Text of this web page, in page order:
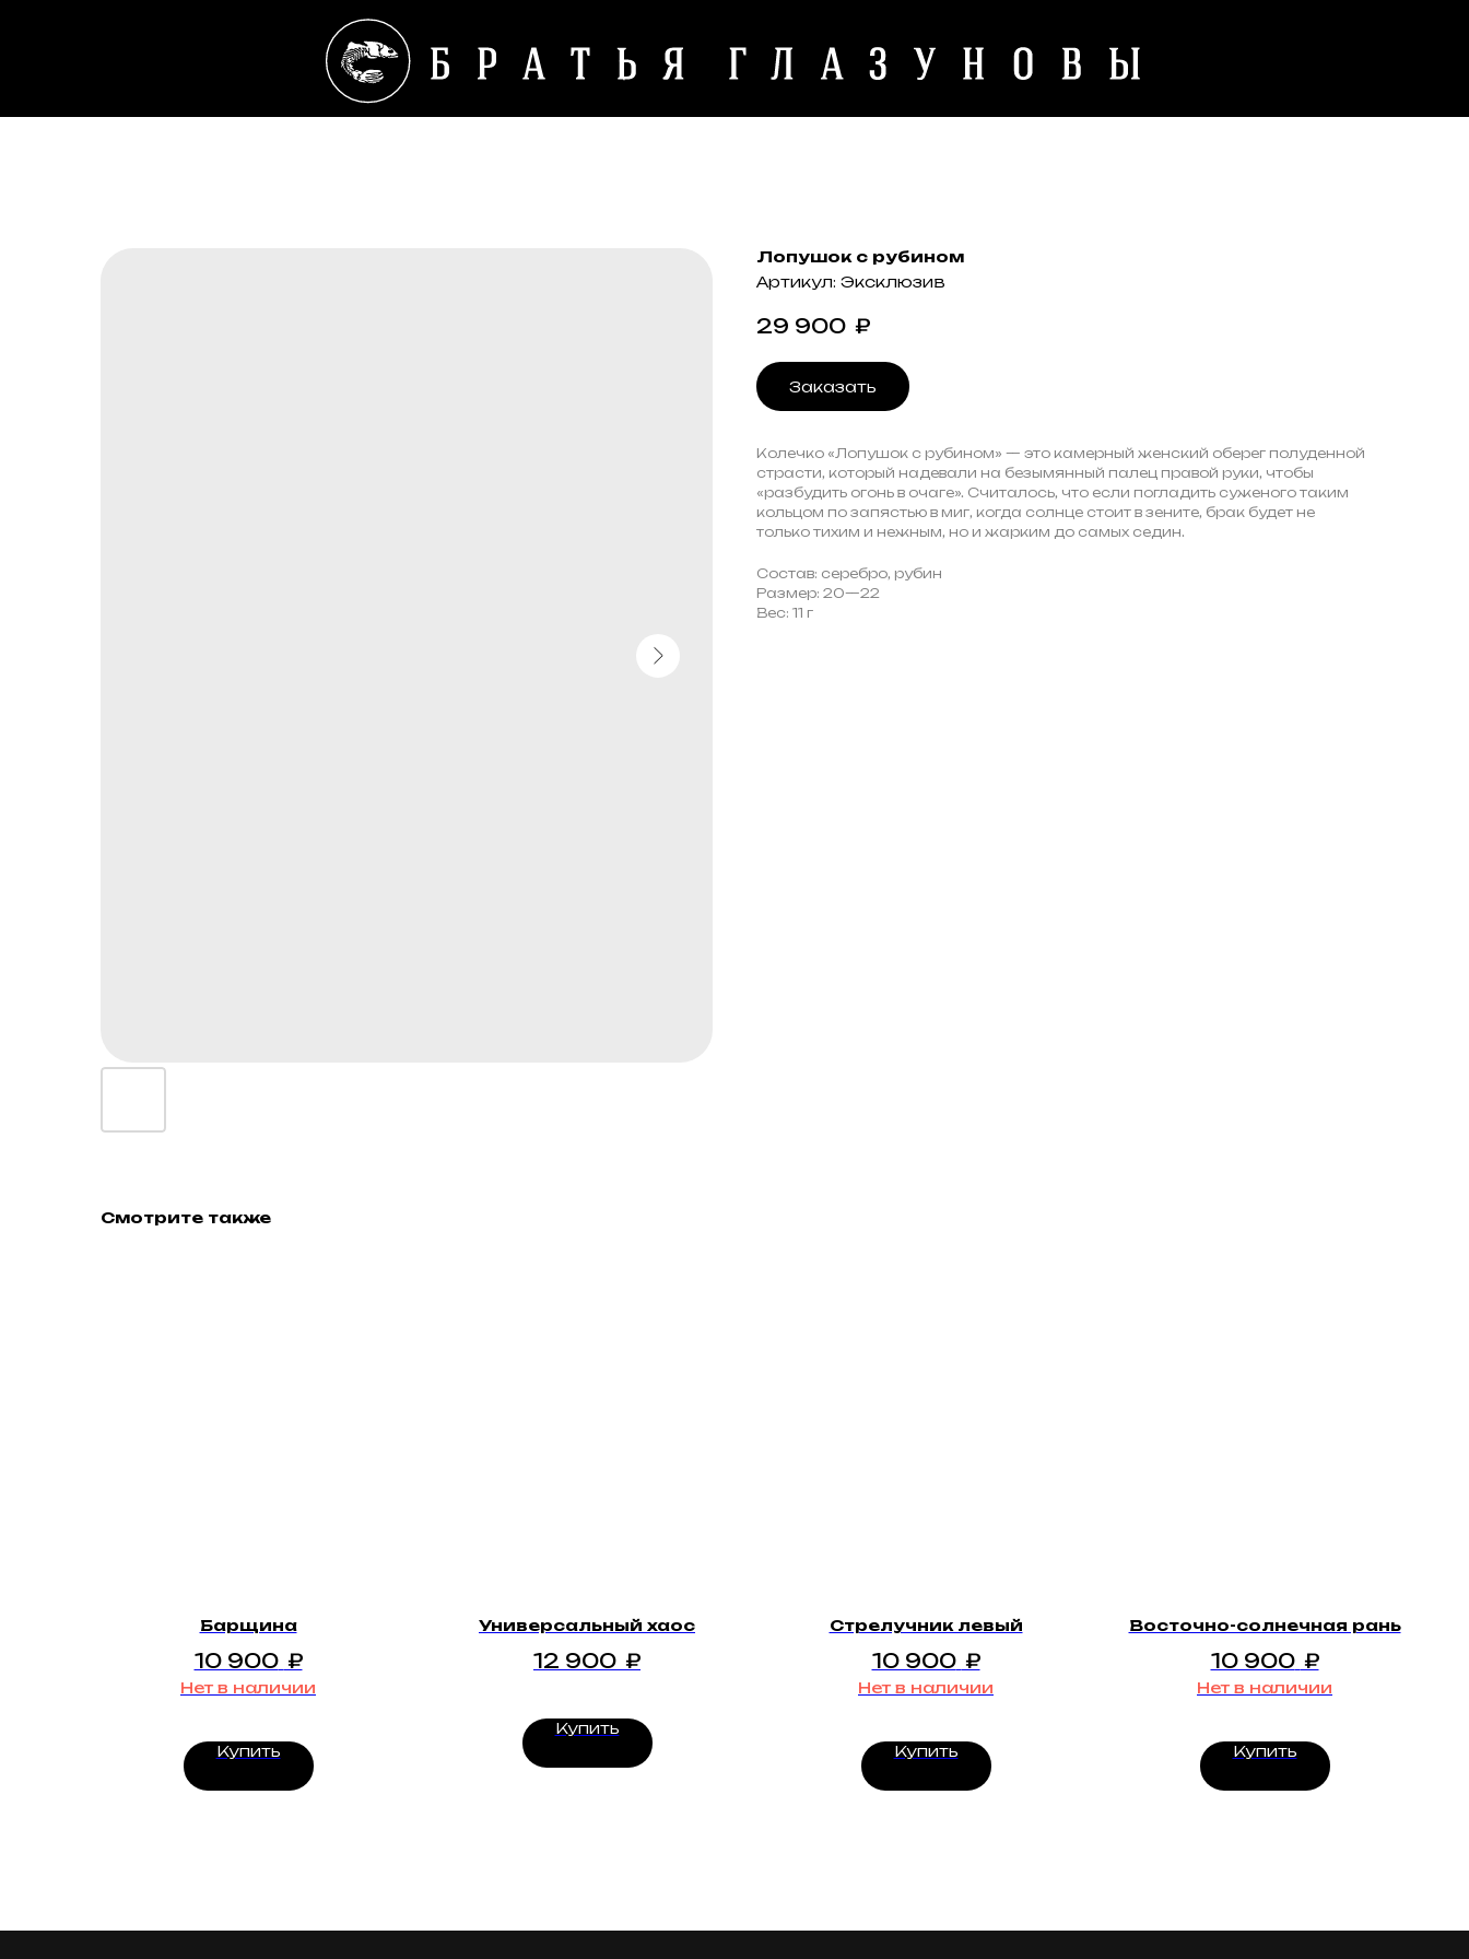
Лопушок с рубином
Артикул: Эксклюзив
29 900 ₽
Заказать
Колечко «Лопушок с рубином» — это камерный женский оберег полуденной
страсти, который надевали на безымянный палец правой руки, чтобы
«разбудить огонь в очаге». Считалось, что если погладить суженого таким
кольцом по запястью в миг, когда солнце стоит в зените, брак будет не
только тихим и нежным, но и жарким до самых седин.
Состав: серебро, рубин
Размер: 20—22
Вес: 11 г
Смотрите также
Барщина
10 900 ₽
Нет в наличии
Купить
Универсальный хаос
12 900 ₽
Купить
Стрелучник левый
10 900 ₽
Нет в наличии
Купить
Восточно-солнечная рань
10 900 ₽
Нет в наличии
Купить